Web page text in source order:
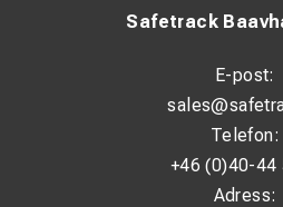
Safetrack
E-post:
Telefon:
+46 (0)40-44
Adress: